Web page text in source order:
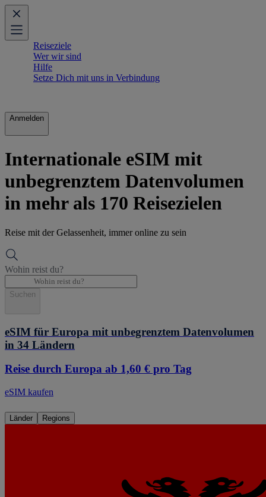
Reiseziele
Wer wir sind
Hilfe
Setze Dich mit uns in Verbindung
Anmelden
Internationale eSIM mit
unbegrenztem Datenvolumen
in mehr als 170 Reisezielen
Reise mit der Gelassenheit, immer online zu sein
Wohin reist du?
Suchen
eSIM für Europa mit unbegrenztem Datenvolumen
in 34 Ländern
Reise durch Europa ab 1,60 € pro Tag
eSIM kaufen
Länder Regions